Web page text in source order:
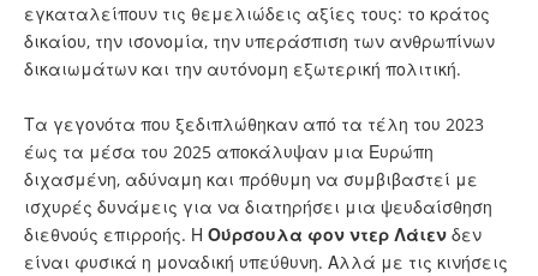
εγκαταλείπουν τις θεμελιώδεις αξίες τους: το κράτος
δικαίου, την ισονομία, την υπεράσπιση των ανθρωπίνων
δικαιωμάτων και την αυτόνομη εξωτερική πολιτική.
Τα γεγονότα που ξεδιπλώθηκαν από τα τέλη του 2023
έως τα μέσα του 2025 αποκάλυψαν μια Ευρώπη
διχασμένη, αδύναμη και πρόθυμη να συμβιβαστεί με
ισχυρές δυνάμεις για να διατηρήσει μια ψευδαίσθηση
διεθνούς επιρροής. Η Ούρσουλα φον ντερ Λάιεν δεν
είναι φυσικά η μοναδική υπεύθυνη. Αλλά με τις κινήσεις